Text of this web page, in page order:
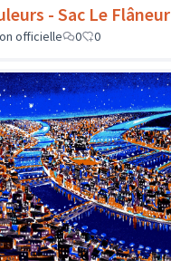
- Sac Le Flâneur
officielle 0 0